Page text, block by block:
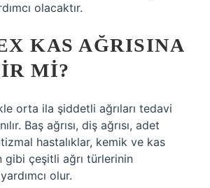
olacaktır.
KAS AĞRISINA
MI?
orta ila şiddetli ağrıları tedavi
Baş ağrısı, diş ağrısı, adet
hastalıklar, kemik ve kas
gibi çeşitli ağrı türlerinin
olur.